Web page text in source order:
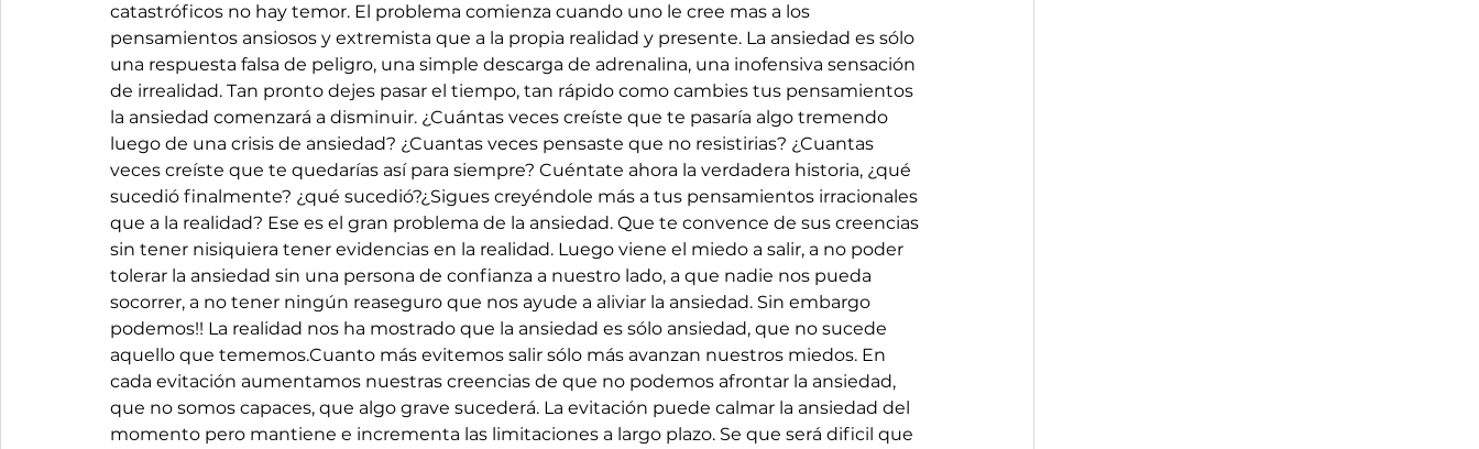
catastróficos no hay temor. El problema comienza cuando uno le cree mas a los
pensamientos ansiosos y extremista que a la propia realidad y presente. La ansiedad es sólo
una respuesta falsa de peligro, una simple descarga de adrenalina, una inofensiva sensación
de irrealidad. Tan pronto dejes pasar el tiempo, tan rápido como cambies tus pensamientos
la ansiedad comenzará a disminuir. ¿Cuántas veces creíste que te pasaría algo tremendo
luego de una crisis de ansiedad? ¿Cuantas veces pensaste que no resistirias? ¿Cuantas
veces creíste que te quedarías así para siempre? Cuéntate ahora la verdadera historia, ¿qué
sucedió finalmente? ¿qué sucedió?¿Sigues creyéndole más a tus pensamientos irracionales
que a la realidad? Ese es el gran problema de la ansiedad. Que te convence de sus creencias
sin tener nisiquiera tener evidencias en la realidad. Luego viene el miedo a salir, a no poder
tolerar la ansiedad sin una persona de confianza a nuestro lado, a que nadie nos pueda
socorrer, a no tener ningún reaseguro que nos ayude a aliviar la ansiedad. Sin embargo
podemos!! La realidad nos ha mostrado que la ansiedad es sólo ansiedad, que no sucede
aquello que tememos.Cuanto más evitemos salir sólo más avanzan nuestros miedos. En
cada evitación aumentamos nuestras creencias de que no podemos afrontar la ansiedad,
que no somos capaces, que algo grave sucederá. La evitación puede calmar la ansiedad del
momento pero mantiene e incrementa las limitaciones a largo plazo. Se que será dificil que